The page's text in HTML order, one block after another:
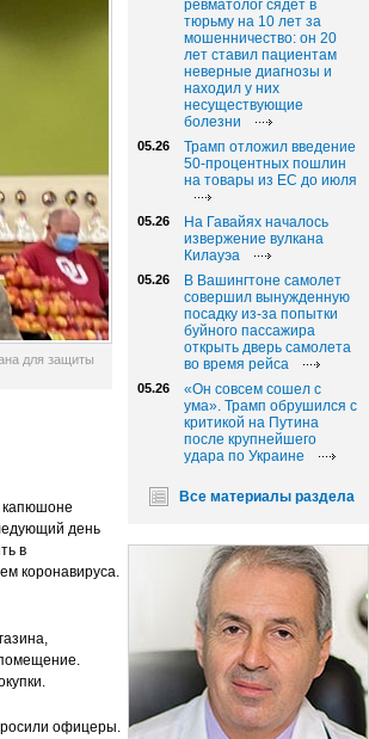
ревматолог сядет в
тюрьму на 10 лет за
мошенничество: он 20
лет ставил пациентам
неверные диагнозы и
находил у них
несуществующие
болезни
05.26
Трамп отложил введение
50-процентных пошлин
на товары из ЕС до июля
05.26
На Гавайях началось
извержение вулкана
Килауэа
05.26
В Вашингтоне самолет
совершил вынужденную
посадку из-за попытки
буйного пассажира
открыть дверь самолета
во время рейса
05.26
«Он совсем сошел с
ума». Трамп обрушился с
критикой на Путина
после крупнейшего
удара по Украине
Все материалы раздела
для защиты
капюшоне
день
в
коронавируса.
офицеры.